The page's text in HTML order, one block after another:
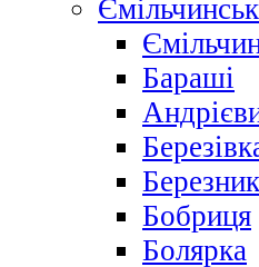
Бараші
Бобриця
Болярка